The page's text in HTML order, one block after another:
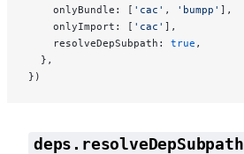
    onlyBundle: [
'cac' , 'bumpp' ],
    onlyImport: [
'cac' ],
    resolveDepSubpath:
true ,
  },
})
deps.resolveDepSubpath